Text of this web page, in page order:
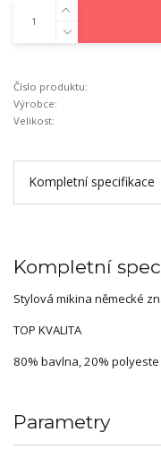
Číslo produktu:
Výrobce:
Velikost:
Kompletní specifikace
Kompletní
Stylová mikina německé
TOP KVALITA
80% bavlna, 20% polyeste
Parametry